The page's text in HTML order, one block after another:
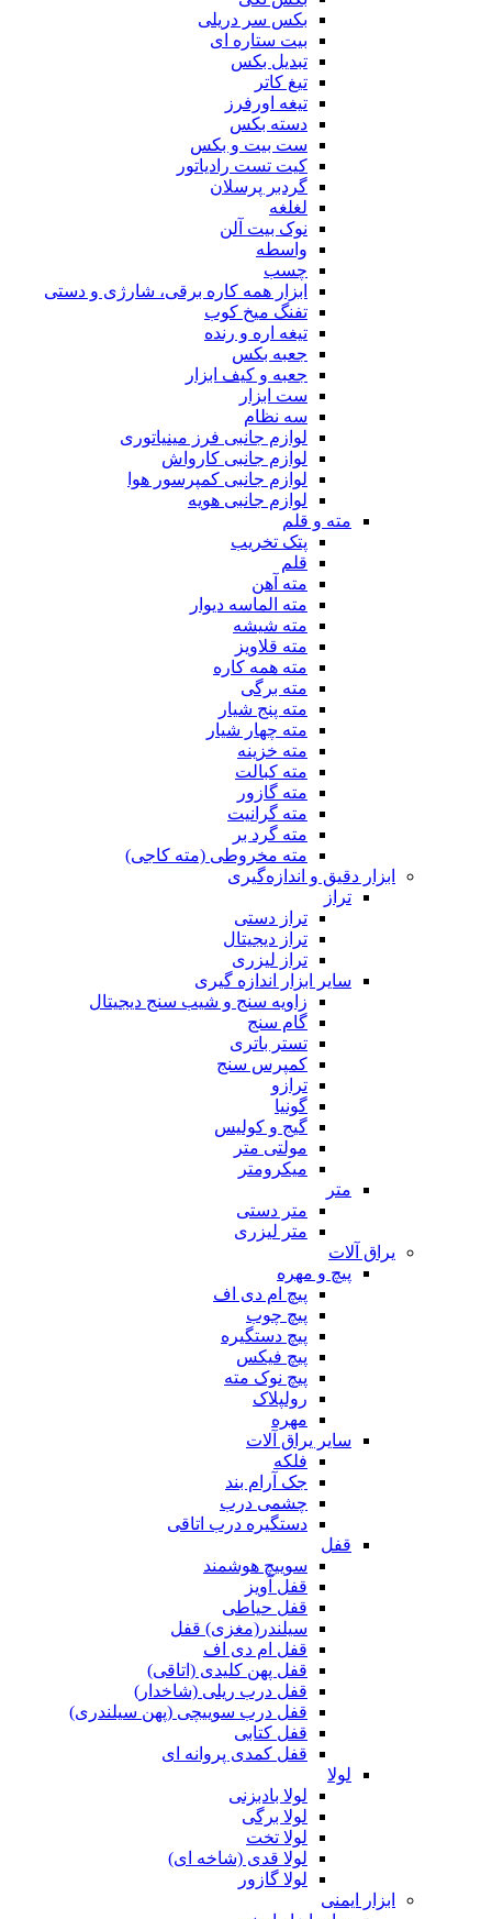
بکس سر دریلی
بیت ستاره ای
تبدیل بکس
تیغ کاتر
تیغه اورفرز
دسته بکس
ست بیت و بکس
کیت تست رادیاتور
گردبر پرسلان
لغلغه
نوک بیت آلن
واسطه
چسب
ابزار همه کاره برقی، شارژی و دستی
تفنگ میخ کوب
تیغه اره و رنده
جعبه بکس
جعبه و کیف ابزار
ست ابزار
سه نظام
لوازم جانبی فرز مینیاتوری
لوازم جانبی کارواش
لوازم جانبی کمپرسور هوا
لوازم جانبی هویه
مته و قلم
پتک تخریب
قلم
مته آهن
مته الماسه دیوار
مته شیشه
مته قلاویز
مته همه کاره
مته برگی
مته پنج شیار
مته چهار شیار
مته خزینه
مته کبالت
مته گازور
مته گرانیت
مته گرد بر
مته مخروطی (مته کاجی)
ابزار دقیق و اندازه‌گیری
تراز
تراز دستی
تراز دیجیتال
تراز لیزری
سایر ابزار اندازه گیری
زاویه سنج و شیب سنج دیجیتال
گام سنج
تستر باتری
کمپرس سنج
ترازو
گونیا
گیج و کولیس
مولتی متر
میکرومتر
متر
متر دستی
متر لیزری
یراق آلات
پیچ و مهره
پیچ ام دی اف
پیچ چوب
پیچ دستگیره
پیچ فیکس
پیچ نوک مته
رولپلاک
مهره
سایر یراق آلات
فلکه
جک آرام بند
چشمی درب
دستگیره درب اتاقی
قفل
سوییچ هوشمند
قفل آویز
قفل حیاطی
سیلندر(مغزی) قفل
قفل ام دی اف
قفل پهن کلیدی (اتاقی)
قفل درب ریلی (شاخدار)
قفل درب سوییچی (پهن سیلندری)
قفل کتابی
قفل کمدی پروانه ای
لولا
لولا بادبزنی
لولا برگی
لولا تخت
لولا قدی (شاخه ای)
لولا گازور
ابزار ایمنی